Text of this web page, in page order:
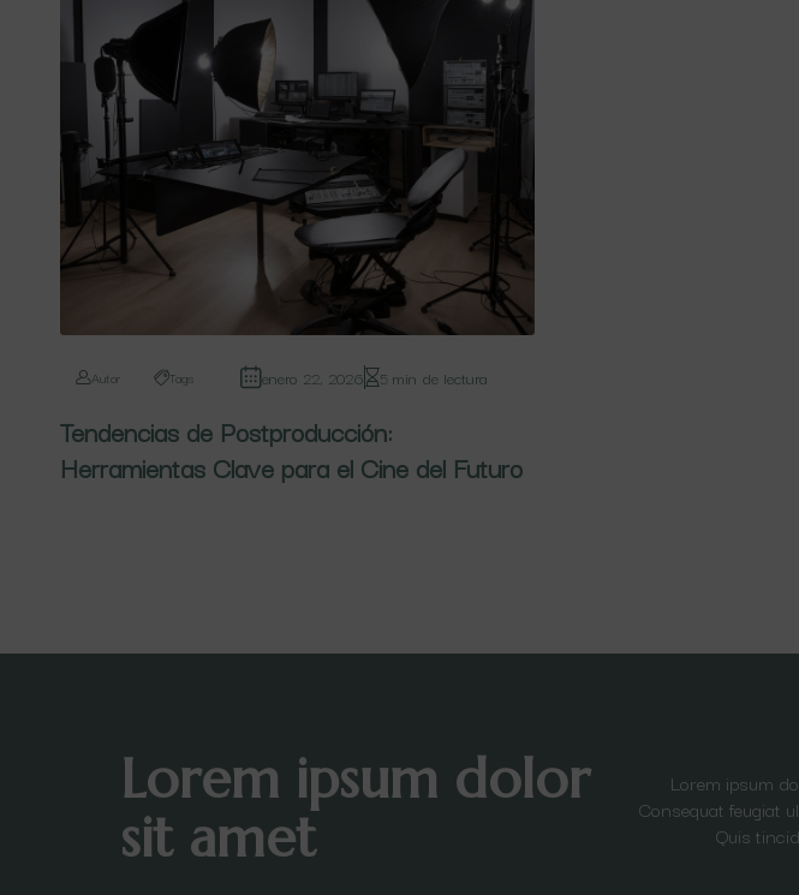
Autor Tags enero 22, 2026 5 min de lectura
Tendencias de Postproducción:
Herramientas Clave para el Cine del Futuro
Lorem ipsum dolor
sit amet
Lorem ipsum
Consequat feugiat
Quis